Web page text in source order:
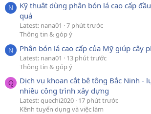
N
Kỹ thuật dùng phân bón lá cao cấp
quả
Latest: nana01
7 phút trước
Thông tin & góp ý
N Phân bón lá cao cấp của Mỹ giúp cây
Latest: nana01
13 phút trước
Thông tin & góp ý
Q
Dịch vụ khoan cắt bê tông Bắc Ninh -
nhiều công trình xây dựng
Latest: quechi2020 17 phút trước
Kênh tuyển dụng và việc làm